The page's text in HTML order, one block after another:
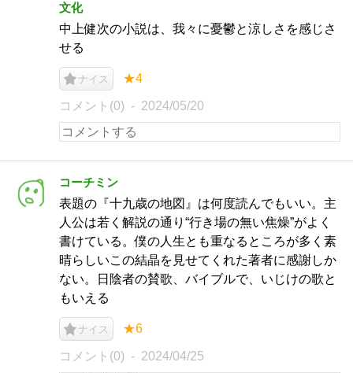
文化
中上健次の小説は、我々に憂鬱と涼しさを感じさ
せる
ナイス ★4
コメント(0) 2024/05/20
コーチミン
表題の『十九歳の地図』は何度読んでもいい。主
人公は若く解説の通り“行き場の無い焦燥”がよく
書けている。僕の人生とも重なるところが多く素
晴らしいこの結晶を見せてくれた著者に感謝しか
ない。日陰者の賛歌、バイブルで、いじけの歌と
もいえる
ナイス ★6
コメント(0) 2024/04/25